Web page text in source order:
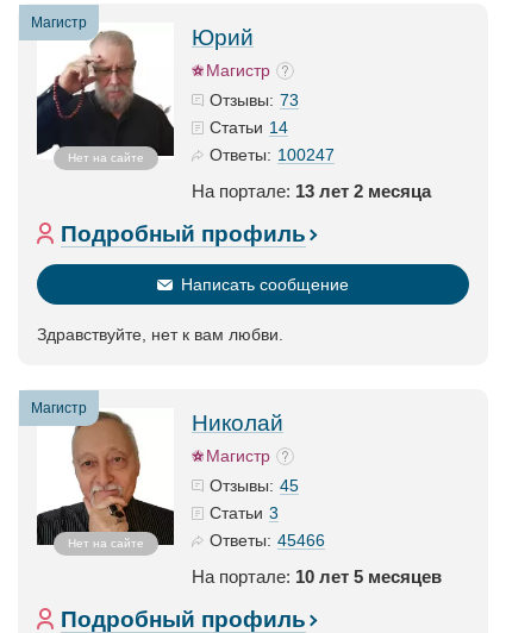
Магистр
Нет на сайте
Юрий
Магистр
Отзывы: 73
Статьи 14
Ответы: 100247
На портале: 13 лет 2 месяца
Подробный профиль
Написать сообщение
Здравствуйте, нет к вам любви.
Магистр
Нет на сайте
Николай
Магистр
Отзывы: 45
Статьи 3
Ответы: 45466
На портале: 10 лет 5 месяцев
Подробный профиль